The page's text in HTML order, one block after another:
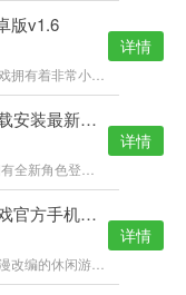
版v1.6
详情
熊出没之熊大农场1.0.8下载安装最新版v1.3.0
详情
熊出没之熊大农场2024游戏官方手机版下载v1.3.0
详情